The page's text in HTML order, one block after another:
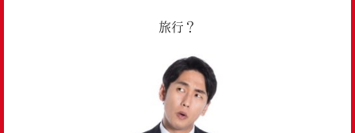
旅行？